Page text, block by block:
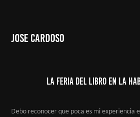
JOSE CARDOSO
La feria del libro en La
Debo reconocer que poca es mi experiencia